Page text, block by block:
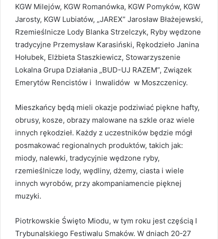
KGW Milejów, KGW Romanówka, KGW Pomyków, KGW
Jarosty, KGW Lubiatów, „JAREX” Jarosław Błażejewski,
Rzemieślnicze Lody Blanka Strzelczyk, Ryby wędzone
tradycyjne Przemysław Karasiński, Rękodzieło Janina
Hołubek, Elżbieta Staszkiewicz, Stowarzyszenie
Lokalna Grupa Działania „BUD-UJ RAZEM”, Związek
Emerytów Rencistów i Inwalidów w Moszczenicy.
Mieszkańcy będą mieli okazje podziwiać piękne hafty,
obrusy, kosze, obrazy malowane na szkle oraz wiele
innych rękodzieł. Każdy z uczestników będzie mógł
posmakować regionalnych produktów, takich jak:
miody, nalewki, tradycyjnie wędzone ryby,
rzemieślnicze lody, wędliny, dżemy, ciasta i wiele
innych wyrobów, przy akompaniamencie pięknej
muzyki.
Piotrkowskie Święto Miodu, w tym roku jest częścią I
Trybunalskiego Festiwalu Smaków. W dniach 20-27